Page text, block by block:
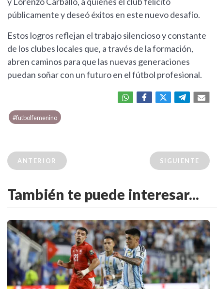
públicamente y deseó éxitos en este nuevo desafío.
Estos logros reflejan el trabajo silencioso y constante
de los clubes locales que, a través de la formación,
abren caminos para que las nuevas generaciones
puedan soñar con un futuro en el fútbol profesional.
#futbolfemenino
ANTERIOR SIGUIENTE
También te puede interesar...